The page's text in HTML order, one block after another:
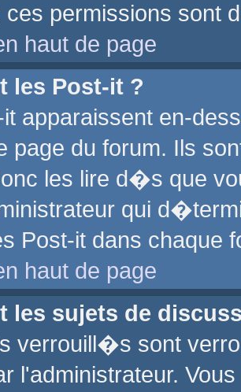
ces permissions sont
haut de page
les Post-it ?
apparaissent en-
page du forum. Ils
les lire d�s que
qui
Post-it dans chaque
haut de page
les sujets de
verrouill�s sont
l'administrateur.